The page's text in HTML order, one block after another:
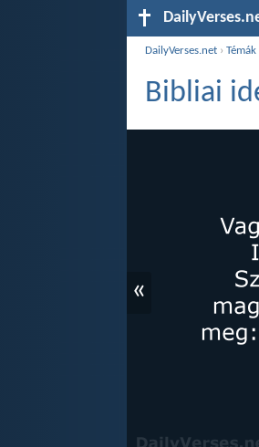
DailyVerses.net ›Témák
Bibliai
«